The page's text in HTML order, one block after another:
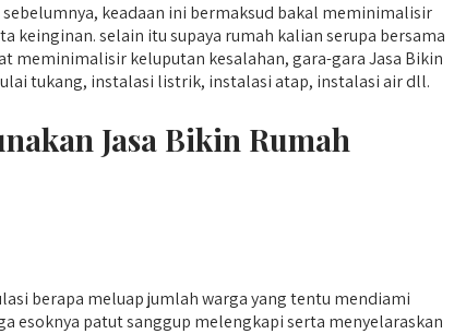
keadaan ini bermaksud bakal meminimalisir
keinginan. selain itu supaya rumah kalian serupa bersama
meminimalisir keluputan kesalahan, gara-gara Jasa Bikin
tukang, instalasi listrik, instalasi atap, instalasi air dll.
Jasa Bikin Rumah
berapa meluap jumlah warga yang tentu mendiami
esoknya patut sanggup melengkapi serta menyelaraskan